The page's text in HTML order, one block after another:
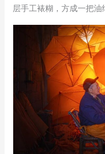
层手工裱糊，方成一把油